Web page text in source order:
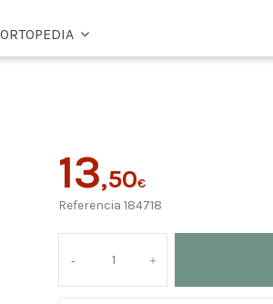
ORTOPEDIA
13,50€
Referencia 184718